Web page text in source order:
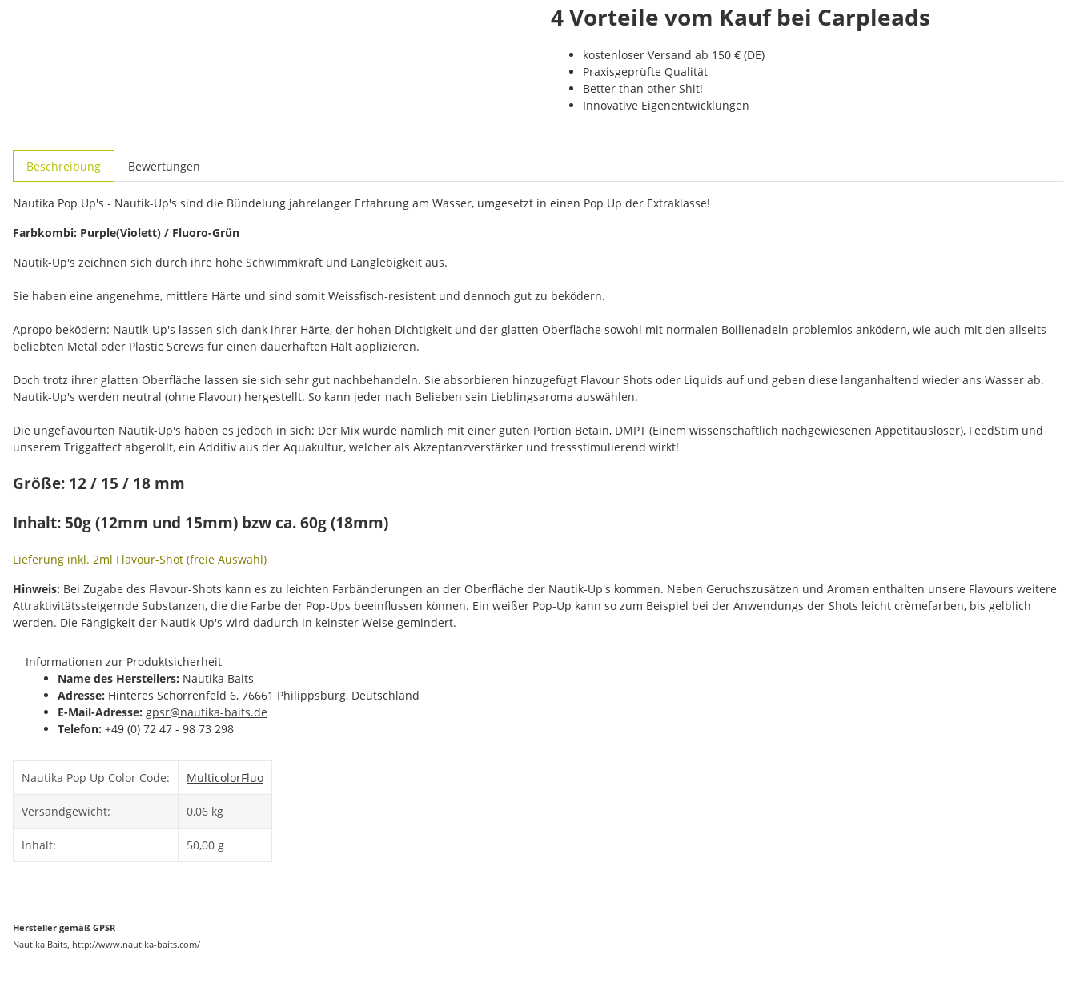
4 Vorteile vom Kauf bei Carpleads
kostenloser Versand ab 150 € (DE)
Praxisgeprüfte Qualität
Better than other Shit!
Innovative Eigenentwicklungen
Beschreibung Bewertungen
Nautika Pop Up's - Nautik-Up's sind die Bündelung jahrelanger Erfahrung am Wasser, umgesetzt in einen Pop Up der Extraklasse!
Farbkombi: Purple(Violett) / Fluoro-Grün
Nautik-Up's zeichnen sich durch ihre hohe Schwimmkraft und Langlebigkeit aus.
Sie haben eine angenehme, mittlere Härte und sind somit Weissfisch-resistent und dennoch gut zu beködern.
Apropo beködern: Nautik-Up's lassen sich dank ihrer Härte, der hohen Dichtigkeit und der glatten Oberfläche sowohl mit normalen Boilienadeln problemlos anködern, wie auch mit den allseits
beliebten Metal oder Plastic Screws für einen dauerhaften Halt applizieren.
Doch trotz ihrer glatten Oberfläche lassen sie sich sehr gut nachbehandeln. Sie absorbieren hinzugefügt Flavour Shots oder Liquids auf und geben diese langanhaltend wieder ans Wasser ab.
Nautik-Up's werden neutral (ohne Flavour) hergestellt. So kann jeder nach Belieben sein Lieblingsaroma auswählen.
Die ungeflavourten Nautik-Up's haben es jedoch in sich: Der Mix wurde nämlich mit einer guten Portion Betain, DMPT (Einem wissenschaftlich nachgewiesenen Appetitauslöser), FeedStim und
unserem Triggaffect abgerollt, ein Additiv aus der Aquakultur, welcher als Akzeptanzverstärker und fressstimulierend wirkt!
Größe: 12 / 15 / 18 mm
Inhalt: 50g (12mm und 15mm) bzw ca. 60g (18mm)
Lieferung inkl. 2ml Flavour-Shot (freie Auswahl)
Hinweis: Bei Zugabe des Flavour-Shots kann es zu leichten Farbänderungen an der Oberfläche der Nautik-Up's kommen. Neben Geruchszusätzen und Aromen enthalten unsere Flavours weitere
Attraktivitätssteigernde Substanzen, die die Farbe der Pop-Ups beeinflussen können. Ein weißer Pop-Up kann so zum Beispiel bei der Anwendungs der Shots leicht crèmefarben, bis gelblich
werden. Die Fängigkeit der Nautik-Up's wird dadurch in keinster Weise gemindert.
Informationen zur Produktsicherheit
Name des Herstellers: Nautika Baits
Adresse: Hinteres Schorrenfeld 6, 76661 Philippsburg, Deutschland
E-Mail-Adresse: gpsr@nautika-baits.de
Telefon: +49 (0) 72 47 - 98 73 298
Nautika Pop Up Color Code: MulticolorFluo
Versandgewicht: 0,06 kg
Inhalt: 50,00 g
Hersteller gemäß GPSR
Nautika Baits, http://www.nautika-baits.com/